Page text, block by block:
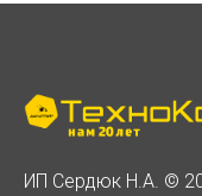
ИП Сердюк Н.А. ©